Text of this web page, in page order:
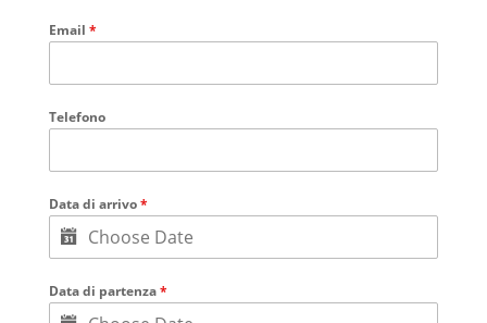
Email *
Telefono
Data di arrivo*
Data di partenza*